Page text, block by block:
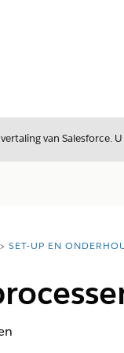
van Salesforce.
SET-UP EN